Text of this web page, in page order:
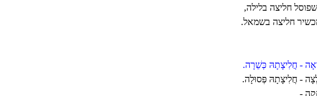
חליצה בלילה,
חליצה בשמאל.
- חֲלִיצָתָהּ כְּשֵׁרָה.
- חֲלִיצָתָהּ פְּסוּלָה.
-